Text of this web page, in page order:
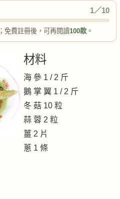
1／10
；免費註冊後，可再閱讀100款 。
材料
海 參 1 / 2 斤
鵝 掌 翼 1 / 2 斤
冬 菇 10 粒
蒜 蓉 2 粒
薑 2 片
蔥 1 條